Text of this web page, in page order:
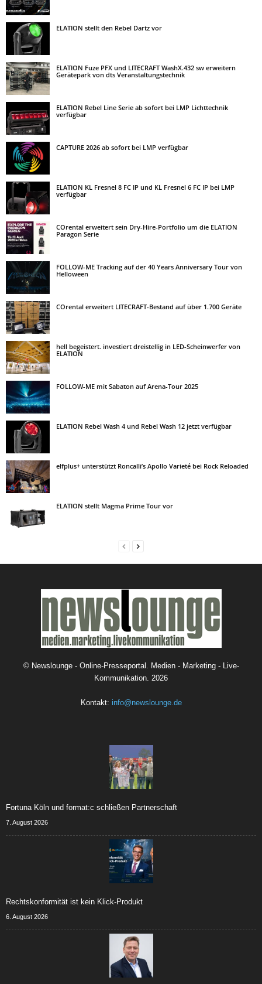
ELATION stellt den Rebel Dartz vor
ELATION Fuze PFX und LITECRAFT WashX.432 sw erweitern
Gerätepark von dts Veranstaltungstechnik
ELATION Rebel Line Serie ab sofort bei LMP Lichttechnik
verfügbar
CAPTURE 2026 ab sofort bei LMP verfügbar
ELATION KL Fresnel 8 FC IP und KL Fresnel 6 FC IP bei LMP
verfügbar
COrental erweitert sein Dry-Hire-Portfolio um die ELATION
Paragon Serie
FOLLOW-ME Tracking auf der 40 Years Anniversary Tour von
Helloween
COrental erweitert LITECRAFT-Bestand auf über 1.700 Geräte
hell begeistert. investiert dreistellig in LED-Scheinwerfer von
ELATION
FOLLOW-ME mit Sabaton auf Arena-Tour 2025
ELATION Rebel Wash 4 und Rebel Wash 12 jetzt verfügbar
elfplus+ unterstützt Roncalli’s Apollo Varieté bei Rock Reloaded
ELATION stellt Magma Prime Tour vor
© Newslounge - Online-Presseportal. Medien - Marketing - Live-
Kommunikation. 2026
Kontakt: info@newslounge.de
Fortuna Köln und format:c schließen Partnerschaft
7. August 2026
Rechtskonformität ist kein Klick-Produkt
6. August 2026